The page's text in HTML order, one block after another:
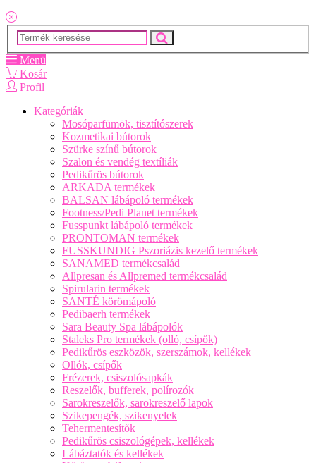
Menü
Kosár
Profil
Kategóriák
Mosóparfümök, tisztítószerek
Kozmetikai bútorok
Szürke színű bútorok
Szalon és vendég textíliák
Pedikűrös bútorok
ARKADA termékek
BALSAN lábápoló termékek
Footness/Pedi Planet termékek
Fusspunkt lábápoló termékek
PRONTOMAN termékek
FUSSKUNDIG Pszoriázis kezelő termékek
SANAMED termékcsalád
Allpresan és Allpremed termékcsalád
Spirularin termékek
SANTÉ körömápoló
Pedibaerh termékek
Sara Beauty Spa lábápolók
Staleks Pro termékek (olló, csípők)
Pedikűrös eszközök, szerszámok, kellékek
Ollók, csípők
Frézerek, csiszolósapkák
Reszelők, bufferek, polírozók
Sarokreszelők, sarokreszelő lapok
Szikepengék, szikenyelek
Tehermentesítők
Pedikűrös csiszológépek, kellékek
Lábáztatók és kellékek